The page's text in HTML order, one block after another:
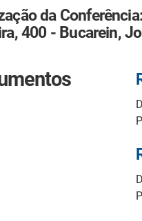
da
400 - Bucarein,